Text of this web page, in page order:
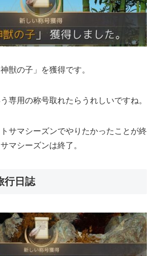
獣の子」を獲得です。
専用の称号取れたらうれしいですね。
サマシーズンでやりたかったことが終
マシーズンは終了。
行日誌